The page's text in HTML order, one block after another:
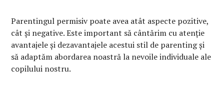
Parentingul permisiv poate avea atât aspecte pozitive,
cât și negative. Este important să cântărim cu atenție
avantajele și dezavantajele acestui stil de parenting și
să adaptăm abordarea noastră la nevoile individuale ale
copilului nostru.